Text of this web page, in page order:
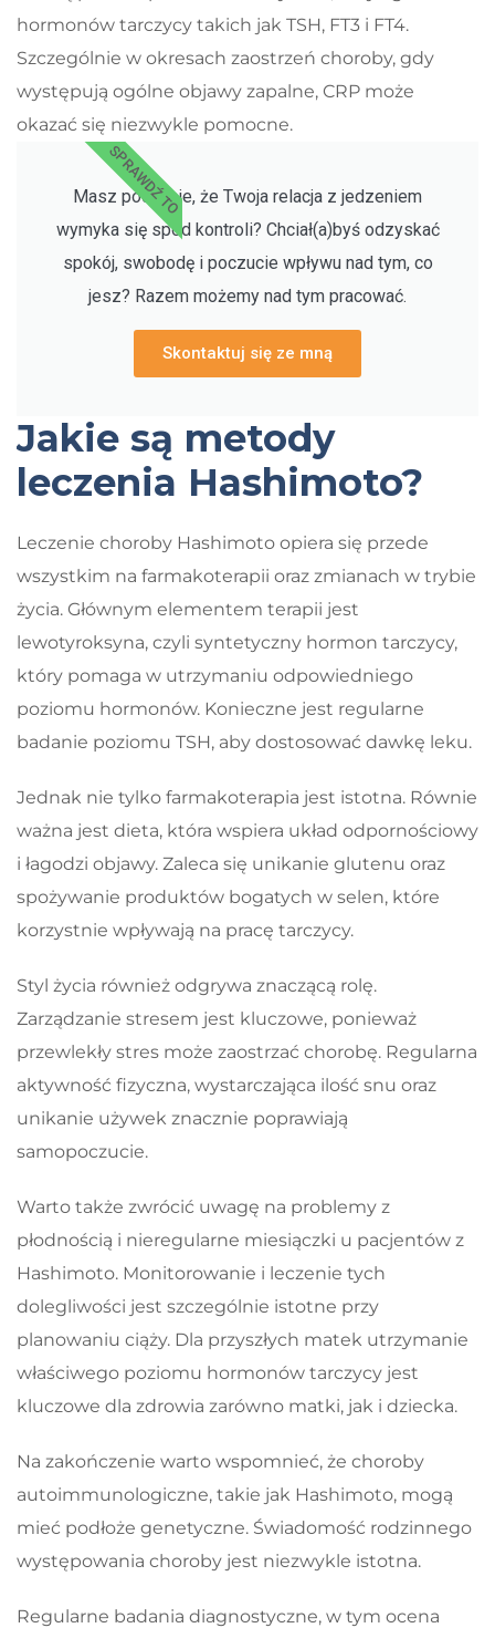
hormonów tarczycy takich jak TSH, FT3 i FT4.
Szczególnie w okresach zaostrzeń choroby, gdy
występują ogólne objawy zapalne, CRP może
okazać się niezwykle pomocne.
Masz poczucie, że Twoja relacja z jedzeniem
wymyka się spod kontroli? Chciał(a)byś odzyskać
spokój, swobodę i poczucie wpływu nad tym, co
jesz? Razem możemy nad tym pracować.
Skontaktuj się ze mną
SPRAWDŹ TO
Jakie są metody
leczenia Hashimoto?
Leczenie choroby Hashimoto opiera się przede
wszystkim na farmakoterapii oraz zmianach w trybie
życia. Głównym elementem terapii jest
lewotyroksyna, czyli syntetyczny hormon tarczycy,
który pomaga w utrzymaniu odpowiedniego
poziomu hormonów. Konieczne jest regularne
badanie poziomu TSH, aby dostosować dawkę leku.
Jednak nie tylko farmakoterapia jest istotna. Równie
ważna jest dieta, która wspiera układ odpornościowy
i łagodzi objawy. Zaleca się unikanie glutenu oraz
spożywanie produktów bogatych w selen, które
korzystnie wpływają na pracę tarczycy.
Styl życia również odgrywa znaczącą rolę.
Zarządzanie stresem jest kluczowe, ponieważ
przewlekły stres może zaostrzać chorobę. Regularna
aktywność fizyczna, wystarczająca ilość snu oraz
unikanie używek znacznie poprawiają
samopoczucie.
Warto także zwrócić uwagę na problemy z
płodnością i nieregularne miesiączki u pacjentów z
Hashimoto. Monitorowanie i leczenie tych
dolegliwości jest szczególnie istotne przy
planowaniu ciąży. Dla przyszłych matek utrzymanie
właściwego poziomu hormonów tarczycy jest
kluczowe dla zdrowia zarówno matki, jak i dziecka.
Na zakończenie warto wspomnieć, że choroby
autoimmunologiczne, takie jak Hashimoto, mogą
mieć podłoże genetyczne. Świadomość rodzinnego
występowania choroby jest niezwykle istotna.
Regularne badania diagnostyczne, w tym ocena